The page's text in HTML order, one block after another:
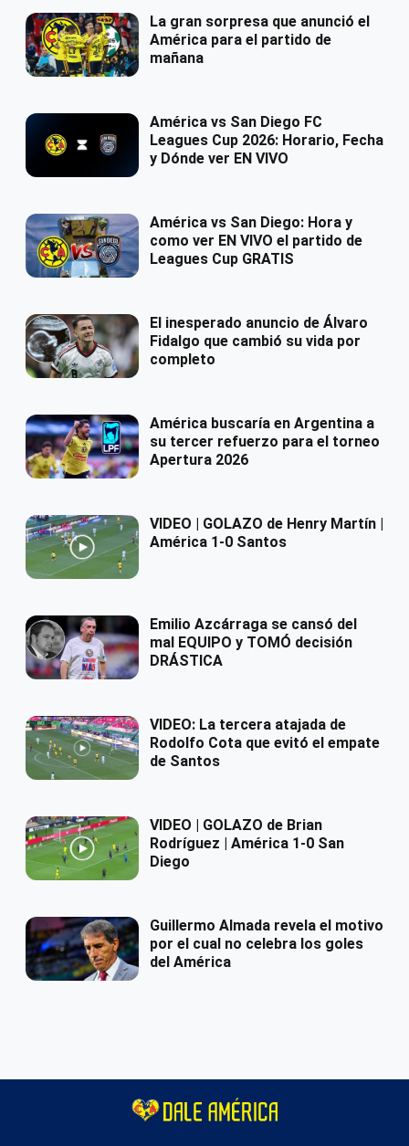
La gran sorpresa que anunció el
América para el partido de
mañana
América vs San Diego FC
Leagues Cup 2026: Horario, Fecha
y Dónde ver EN VIVO
América vs San Diego: Hora y
como ver EN VIVO el partido de
Leagues Cup GRATIS
El inesperado anuncio de Álvaro
Fidalgo que cambió su vida por
completo
América buscaría en Argentina a
su tercer refuerzo para el torneo
Apertura 2026
VIDEO | GOLAZO de Henry Martín |
América 1-0 Santos
Emilio Azcárraga se cansó del
mal EQUIPO y TOMÓ decisión
DRÁSTICA
VIDEO: La tercera atajada de
Rodolfo Cota que evitó el empate
de Santos
VIDEO | GOLAZO de Brian
Rodríguez | América 1-0 San
Diego
Guillermo Almada revela el motivo
por el cual no celebra los goles
del América